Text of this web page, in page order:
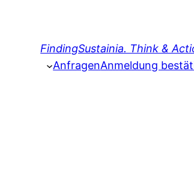
FindingSustainia. Think &
AnfragenAnmeldung